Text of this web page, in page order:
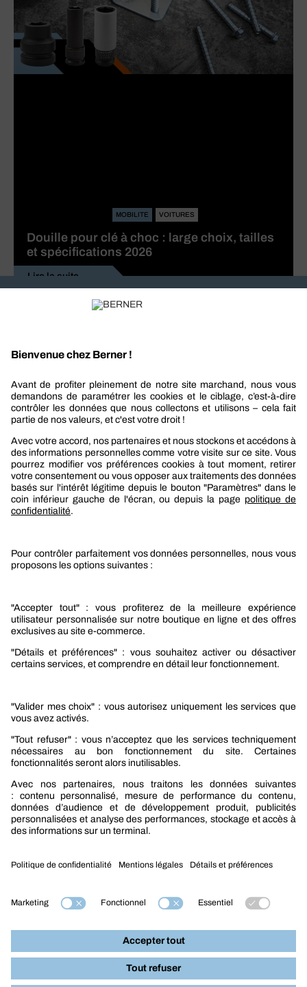
MOBILITE VOITURES
Douille pour clé à choc : large choix, tailles
et spécifications 2026
Lire la suite
Berner
Boutique Berner
Boutique Berner Industry Services
Le groupe Berner
Nos produits
Sélection produits automobile
Sélection produits bâtiment
Promotions
Nouveautés mobilité
Nouveautés construction
CARRIÈRES
NOTRE OFFRE
Entre vous et nous
Nous contacter
Mention légales
Nos produits par métiers :